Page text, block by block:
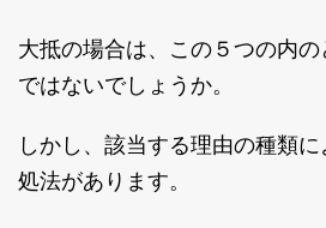
大抵の場合は、この５つの内
ではないでしょうか。
しかし、該当する理由の種類
処法があります。